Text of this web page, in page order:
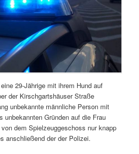
29-Jährige mit ihrem Hund auf
der Kirschgartshäuser Straße
unbekannte männliche Person mit
unbekannten Gründen auf die Frau
dem Spielzeuggeschoss nur knapp
anschließend der der Polizei.